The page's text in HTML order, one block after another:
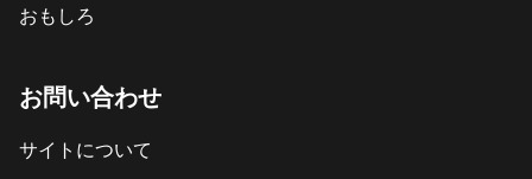
おもしろ
お問い合わせ
サイトについて